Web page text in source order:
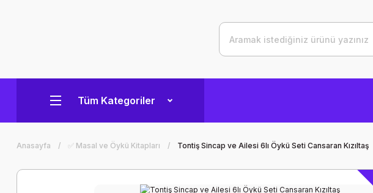
Tüm Kategoriler
Anasayfa ✅ Masal ve Öykü Kitapları Tontiş Sincap ve Ailesi 6lı Öykü Seti Cansaran Kızıltaş